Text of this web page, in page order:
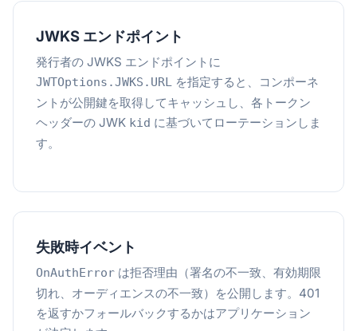
JWKS エンドポイント
発行者の JWKS エンドポイントに
JWTOptions.JWKS.URL を指定すると、コンポーネ
ントが公開鍵を取得してキャッシュし、各トークン
ヘッダーの JWK kid に基づいてローテーションしま
す。
失敗時イベント
OnAuthError は拒否理由（署名の不一致、有効期限
切れ、オーディエンスの不一致）を公開します。401
を返すかフォールバックするかはアプリケーション